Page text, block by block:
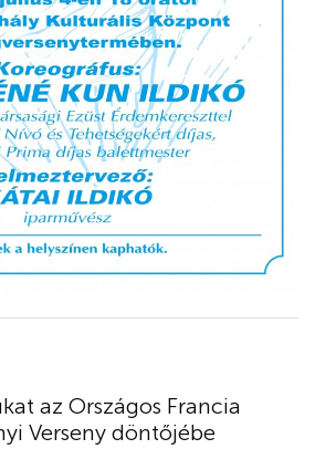
az Országos Francia
Verseny döntőjébe